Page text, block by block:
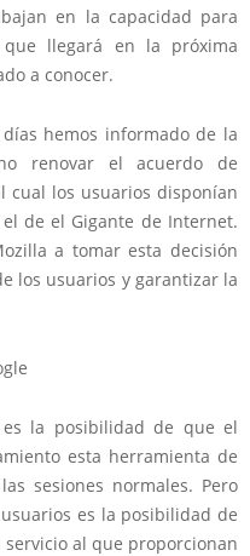
en la capacidad para
que llegará en la próxima
a conocer.
hemos informado de la
renovar el acuerdo de
cual los usuarios disponían
de el Gigante de Internet.
a tomar esta decisión
los usuarios y garantizar la
la posibilidad de que el
esta herramienta de
sesiones normales. Pero
es la posibilidad de
al que proporcionan